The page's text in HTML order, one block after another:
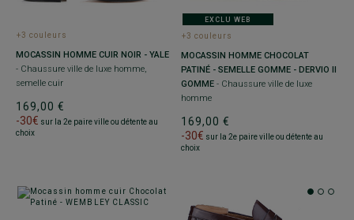
+3 couleurs
MOCASSIN HOMME CUIR NOIR - YALE
- Chaussure ville de luxe homme,
semelle cuir
169,00 €
-30€ sur la 2e paire ville ou détente au
choix
EXCLU WEB
+3 couleurs
MOCASSIN HOMME CHOCOLAT
PATINÉ - SEMELLE GOMME - DERVIO II
GOMME - Chaussure ville de luxe
homme
169,00 €
-30€ sur la 2e paire ville ou détente au
choix